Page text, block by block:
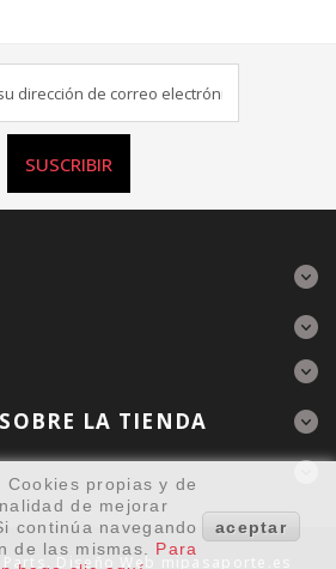
SUSCRIBIR
Diseño Web
LA TIENDA
propias y de
de mejorar
continúa navegando
de las mismas.
Para
aceptar